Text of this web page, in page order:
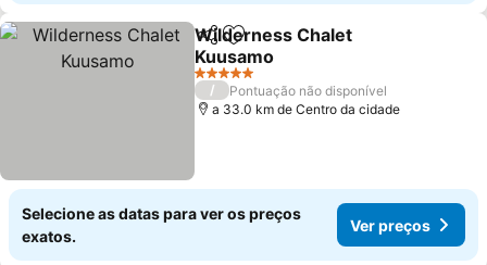
PartilharAdicionar aos favoritos
Wilderness Chalet
Kuusamo
Ver preços
5 Estrelas
/
Pontuação não disponível
a 33.0 km de Centro da cidade
Selecione as datas para ver os preços
exatos.
Ver preços